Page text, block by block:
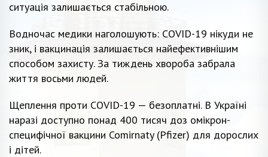
ситуація залишається стабільною.
Водночас медики наголошують: COVID-19 нікуди не
зник, і вакцинація залишається найефективнішим
способом захисту. За тиждень хвороба забрала
життя восьми людей.
Щеплення проти COVID-19 — безоплатні. В Україні
наразі доступно понад 400 тисяч доз омікрон-
специфічної вакцини Comirnaty (Pfizer) для дорослих
і дітей.